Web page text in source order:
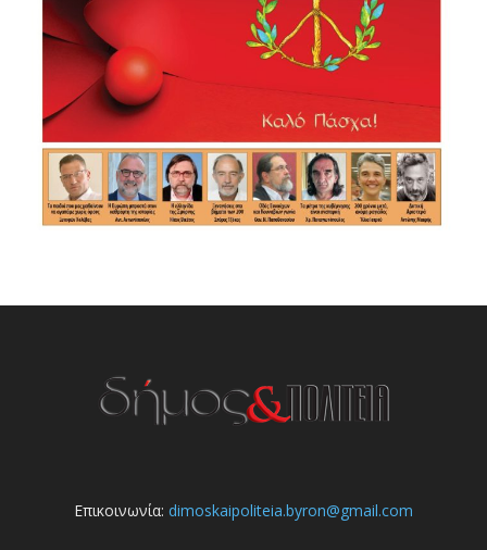
Επικοινωνία: dimoskaipoliteia.byron@gmail.com